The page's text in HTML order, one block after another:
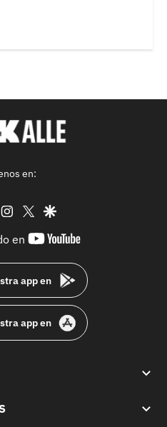
en:
instagram
twittergoogle
en
youtube-
app en
app en